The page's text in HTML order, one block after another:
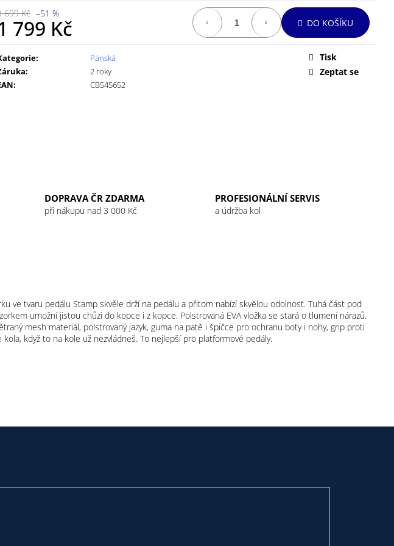
699 Kč –51 %
799 Kč DO KOŠÍKU
:
Pánská
:
2 roky
: CB545652
Tisk
Zeptat se
DOPRAVA ČR ZDARMA
při nákupu nad 3 000 Kč
PROFESIONÁLNÍ SERVIS
a údržba kol
ve tvaru pedálu Stamp skvěle drží na pedálu a přitom nabízí skvělou odolnost. Tuhá část pod
umožní jistou chůzi do kopce i z kopce. Polstrovaná EVA vložka se stará o tlumení nárazů.
mesh materiál, polstrovaný jazyk, guma na patě i špičce pro ochranu boty i nohy, grip proti
když to na kole už nezvládneš. To nejlepší pro platformové pedály.